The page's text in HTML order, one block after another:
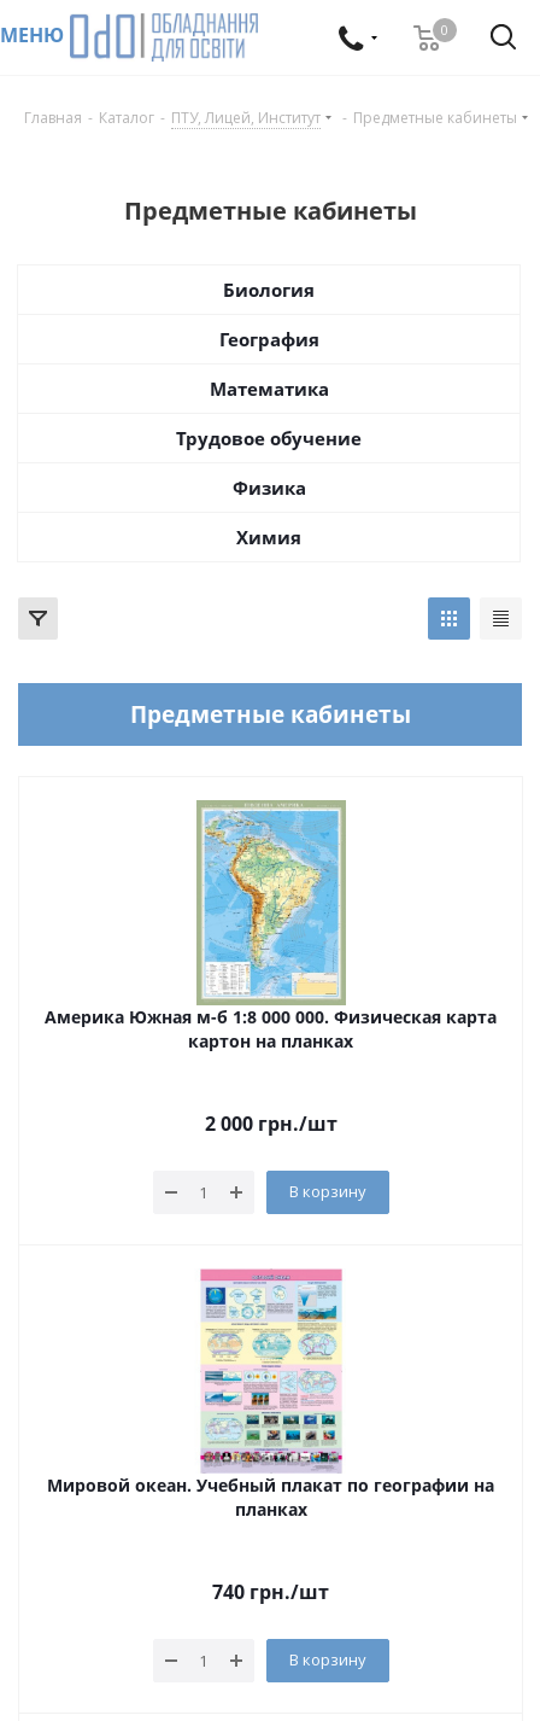
МЕНЮ 0
Главная - Каталог - ПТУ, Лицей, Институт - Предметные кабинеты
Предметные кабинеты
Биология
География
Математика
Трудовое обучение
Физика
Химия
Предметные кабинеты
Америка Южная м-б 1:8 000 000. Физическая карта
картон на планках
2 000грн./шт
В корзину
Мировой океан. Учебный плакат по географии на
планках
740 грн./шт
В корзину